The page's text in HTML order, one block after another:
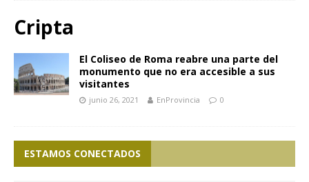
Cripta
El Coliseo de Roma reabre una parte del
monumento que no era accesible a sus
visitantes
junio 26, 2021 EnProvincia 0
ESTAMOS CONECTADOS